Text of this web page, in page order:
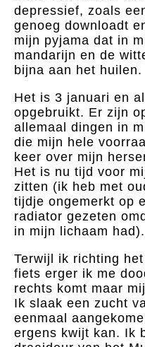
depressief, zoals
genoeg downloadt
mijn pyjama dat in
mandarijn en de
bijna aan het huilen.
Het is 3 januari en
opgebruikt. Er zijn
allemaal dingen in
die mijn hele
keer over mijn
Het is nu tijd voor
zitten (ik heb met
tijdje ongemerkt op
radiator gezeten
in mijn lichaam had).
Terwijl ik richting
fiets erger ik me
rechts komt maar
Ik slaak een zucht
eenmaal
ergens kwijt kan. Ik